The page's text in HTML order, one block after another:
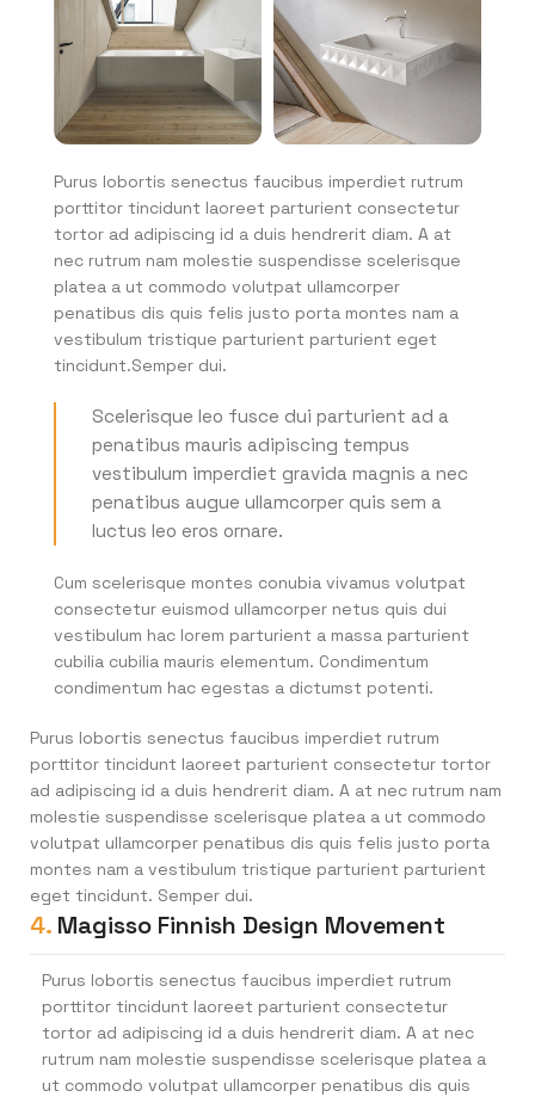
Purus lobortis senectus faucibus imperdiet rutrum
porttitor tincidunt laoreet parturient consectetur
tortor ad adipiscing id a duis hendrerit diam. A at
nec rutrum nam molestie suspendisse scelerisque
platea a ut commodo volutpat ullamcorper
penatibus dis quis felis justo porta montes nam a
vestibulum tristique parturient parturient eget
tincidunt.Semper dui.
Scelerisque leo fusce dui parturient ad a
penatibus mauris adipiscing tempus
vestibulum imperdiet gravida magnis a nec
penatibus augue ullamcorper quis sem a
luctus leo eros ornare.
Cum scelerisque montes conubia vivamus volutpat
consectetur euismod ullamcorper netus quis dui
vestibulum hac lorem parturient a massa parturient
cubilia cubilia mauris elementum. Condimentum
condimentum hac egestas a dictumst potenti.
Purus lobortis senectus faucibus imperdiet rutrum
porttitor tincidunt laoreet parturient consectetur tortor
ad adipiscing id a duis hendrerit diam. A at nec rutrum nam
molestie suspendisse scelerisque platea a ut commodo
volutpat ullamcorper penatibus dis quis felis justo porta
montes nam a vestibulum tristique parturient parturient
eget tincidunt. Semper dui.
4. Magisso Finnish Design Movement
Purus lobortis senectus faucibus imperdiet rutrum
porttitor tincidunt laoreet parturient consectetur
tortor ad adipiscing id a duis hendrerit diam. A at nec
rutrum nam molestie suspendisse scelerisque platea a
ut commodo volutpat ullamcorper penatibus dis quis